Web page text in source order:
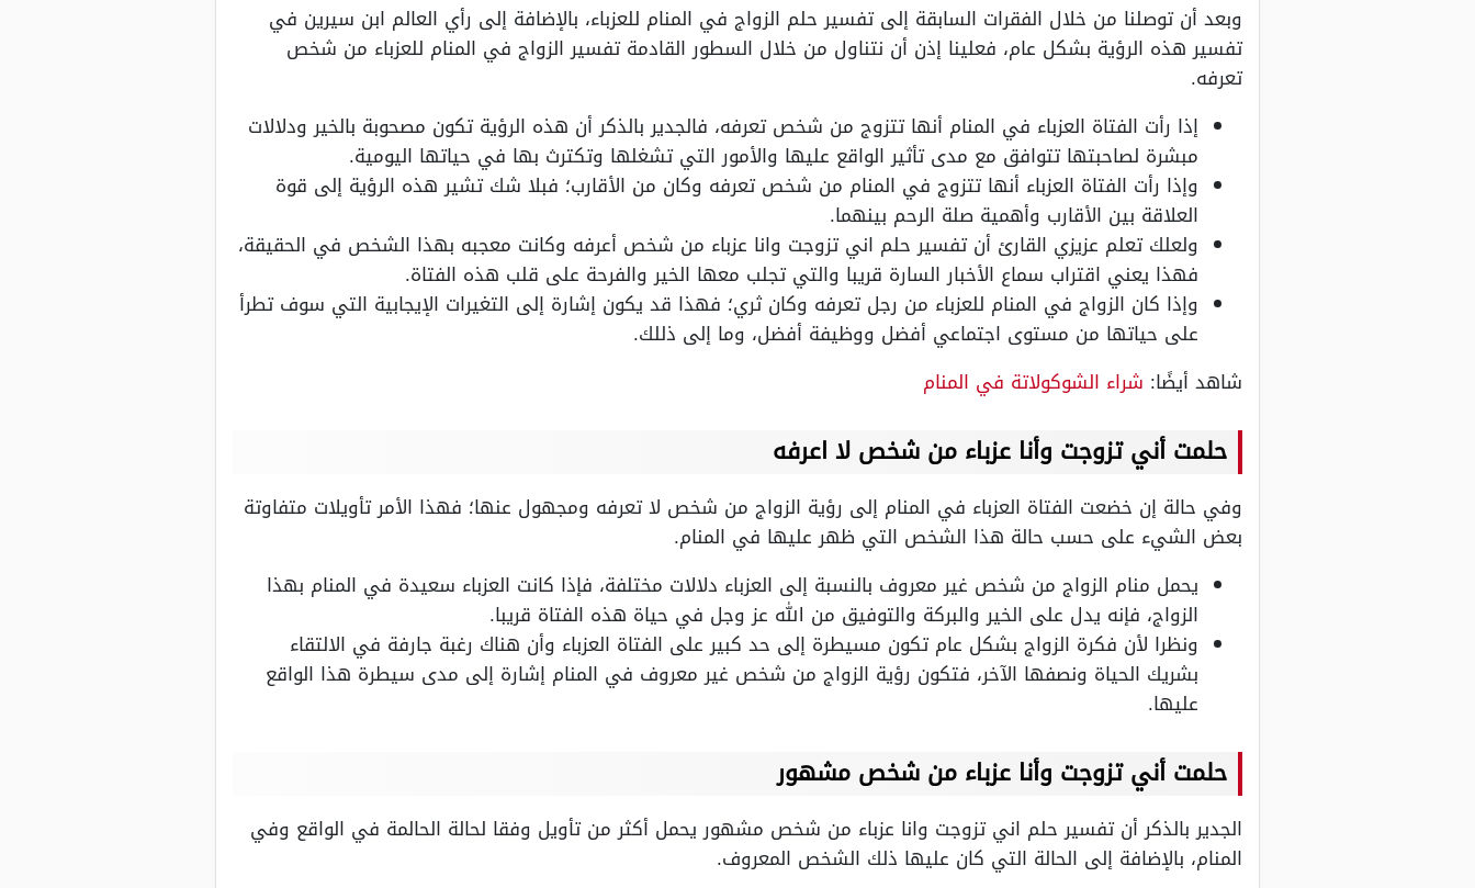
وبعد أن توصلنا من خلال الفقرات السابقة إلى تفسير حلم الزواج في المنام للعزباء، بالإضافة إلى رأي العالم ابن سيرين في
تفسير هذه الرؤية بشكل عام، فعلينا إذن أن نتناول من خلال السطور القادمة تفسير الزواج في المنام للعزباء من شخص
تعرفه.
إذا رأت الفتاة العزباء في المنام أنها تتزوج من شخص تعرفه، فالجدير بالذكر أن هذه الرؤية تكون مصحوبة بالخير ودلالات
مبشرة لصاحبتها تتوافق مع مدى تأثير الواقع عليها والأمور التي تشغلها وتكترث بها في حياتها اليومية.
وإذا رأت الفتاة العزباء أنها تتزوج في المنام من شخص تعرفه وكان من الأقارب؛ فبلا شك تشير هذه الرؤية إلى قوة
العلاقة بين الأقارب وأهمية صلة الرحم بينهما.
ولعلك تعلم عزيزي القارئ أن تفسير حلم اني تزوجت وانا عزباء من شخص أعرفه وكانت معجبه بهذا الشخص في الحقيقة،
فهذا يعني اقتراب سماع الأخبار السارة قريبا والتي تجلب معها الخير والفرحة على قلب هذه الفتاة.
وإذا كان الزواج في المنام للعزباء من رجل تعرفه وكان ثري؛ فهذا قد يكون إشارة إلى التغيرات الإيجابية التي سوف تطرأ
على حياتها من مستوى اجتماعي أفضل ووظيفة أفضل، وما إلى ذللك.
شاهد أيضًا: شراء الشوكولاتة في المنام
حلمت أني تزوجت وأنا عزباء من شخص لا اعرفه
وفي حالة إن خضعت الفتاة العزباء في المنام إلى رؤية الزواج من شخص لا تعرفه ومجهول عنها؛ فهذا الأمر تأويلات متفاوتة
بعض الشيء على حسب حالة هذا الشخص التي ظهر عليها في المنام.
يحمل منام الزواج من شخص غير معروف بالنسبة إلى العزباء دلالات مختلفة، فإذا كانت العزباء سعيدة في المنام بهذا
الزواج، فإنه يدل على الخير والبركة والتوفيق من الله عز وجل في حياة هذه الفتاة قريبا.
ونظرا لأن فكرة الزواج بشكل عام تكون مسيطرة إلى حد كبير على الفتاة العزباء وأن هناك رغبة جارفة في الالتقاء
بشريك الحياة ونصفها الآخر، فتكون رؤية الزواج من شخص غير معروف في المنام إشارة إلى مدى سيطرة هذا الواقع
عليها.
حلمت أني تزوجت وأنا عزباء من شخص مشهور
الجدير بالذكر أن تفسير حلم اني تزوجت وانا عزباء من شخص مشهور يحمل أكثر من تأويل وفقا لحالة الحالمة في الواقع وفي
المنام، بالإضافة إلى الحالة التي كان عليها ذلك الشخص المعروف.